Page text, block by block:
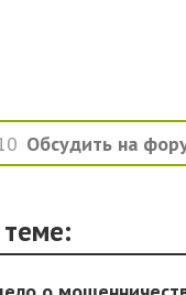
Обсудить на